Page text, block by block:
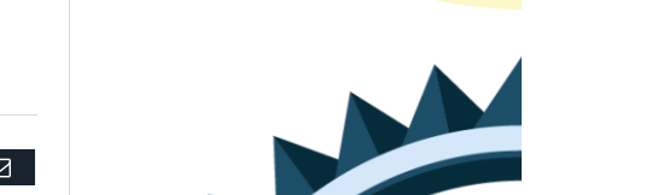
Email